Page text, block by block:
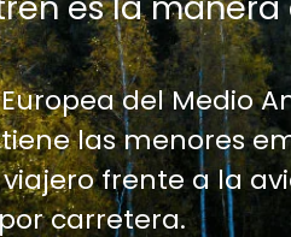
del Medio
las menores
frente a la
carretera.